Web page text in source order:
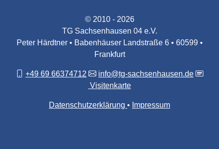
© 2010 - 2026
TG Sachsenhausen 04 e.V.
Peter Härdtner • Babenhäuser Landstraße 6 • 60599 •
Frankfurt
+49 69 66374712
info@tg-sachsenhausen.de
Visitenkarte
Datenschutzerklärung Impressum